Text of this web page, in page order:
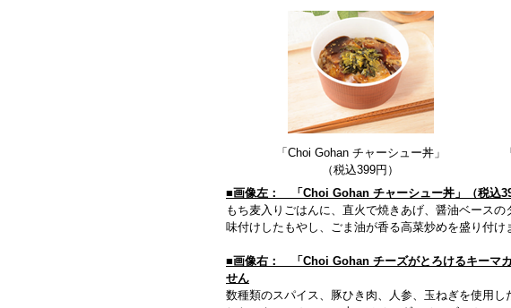
「Choi Gohan チャーシュー丼」
（税込399円）
■画像左： 「Choi Gohan チャーシュー丼」（税込
もち麦入りごはんに、直火で焼きあげ、醤油ベース
味付けしたもやし、ごま油が香る高菜炒めを盛り付け
■画像右： 「Choi Gohan チーズがとろけるキーマ
せん
数種類のスパイス、豚ひき肉、人参、玉ねぎを使用